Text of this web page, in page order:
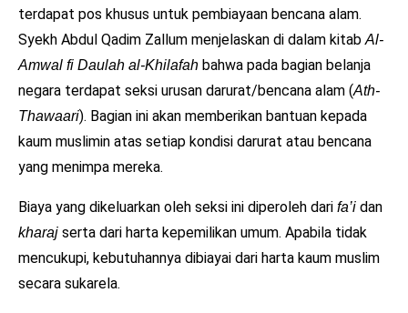
terdapat pos khusus untuk pembiayaan bencana alam.
Syekh Abdul Qadim Zallum menjelaskan di dalam kitab Al-
Amwal fi Daulah al-Khilafah bahwa pada bagian belanja
negara terdapat seksi urusan darurat/bencana alam (Ath-
Thawaari). Bagian ini akan memberikan bantuan kepada
kaum muslimin atas setiap kondisi darurat atau bencana
yang menimpa mereka.
Biaya yang dikeluarkan oleh seksi ini diperoleh dari fa’i dan
kharaj serta dari harta kepemilikan umum. Apabila tidak
mencukupi, kebutuhannya dibiayai dari harta kaum muslim
secara sukarela.